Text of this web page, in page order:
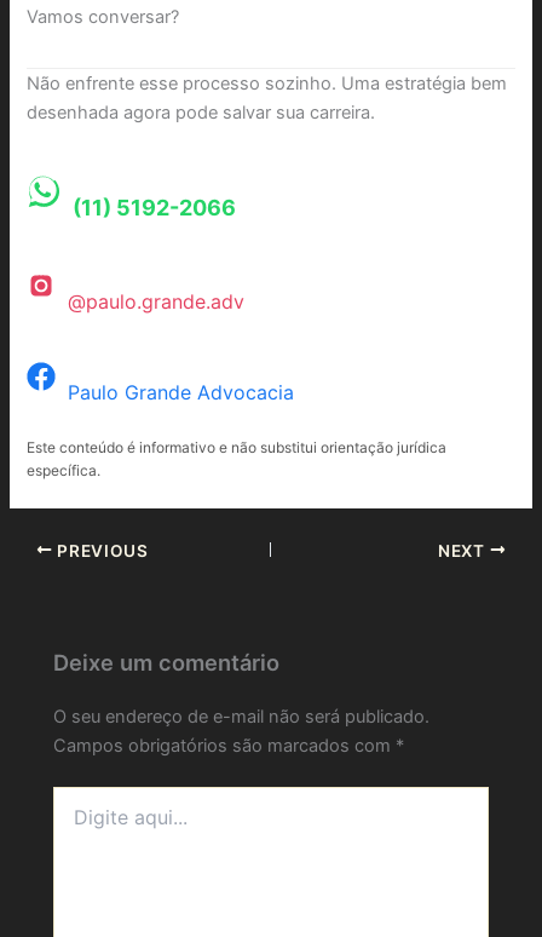
Vamos conversar?
Não enfrente esse processo sozinho. Uma estratégia bem
desenhada agora pode salvar sua carreira.
(11) 5192-2066
@paulo.grande.adv
Paulo Grande Advocacia
Este conteúdo é informativo e não substitui orientação jurídica
específica.
PREVIOUS NEXT
Deixe um comentário
O seu endereço de e-mail não será publicado.
Campos obrigatórios são marcados com *
aqui...